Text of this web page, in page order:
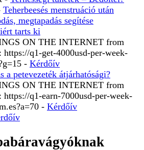
Teherbeesés menstruáció után
megtapadás segítése
tarts ki
ON THE INTERNET from
https://q1-get-4000usd-per-week-
- Kérdőív
a petevezeték átjárhatósági?
ON THE INTERNET from
https://q1-earn-7000usd-per-week-
- Kérdőív